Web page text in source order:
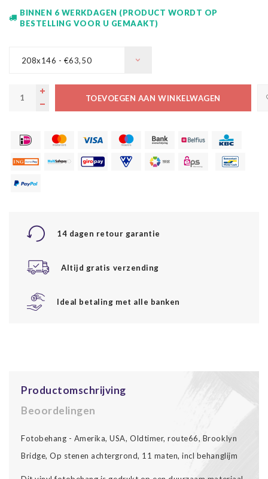
BINNEN 6 WERKDAGEN (PRODUCT WORDT OP
BESTELLING VOOR U GEMAAKT)
208x146 - €63,50
TOEVOEGEN AAN WINKELWAGEN
14 dagen retour garantie
Altijd gratis verzending
Ideal betaling met alle banken
Productomschrijving
Beoordelingen
Fotobehang - Amerika, USA, Oldtimer, route66, Brooklyn
Bridge, Op stenen achtergrond, 11 maten, incl behanglijm